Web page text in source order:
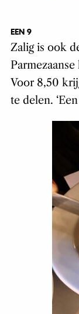
EEN 9
Zalig is ook
Voor 8,50
te delen.